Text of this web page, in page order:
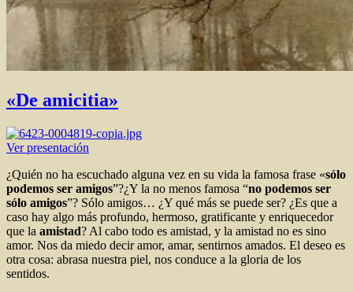
«De amicitia»
Ver presentación
¿Quién no ha escuchado alguna vez en su vida la famosa frase «sólo
podemos ser amigos”?¿Y la no menos famosa “no podemos ser
sólo amigos”? Sólo amigos… ¿Y qué más se puede ser? ¿Es que a
caso hay algo más profundo, hermoso, gratificante y enriquecedor
que la amistad? Al cabo todo es amistad, y la amistad no es sino
amor. Nos da miedo decir amor, amar, sentirnos amados. El deseo es
otra cosa: abrasa nuestra piel, nos conduce a la gloria de los
sentidos.